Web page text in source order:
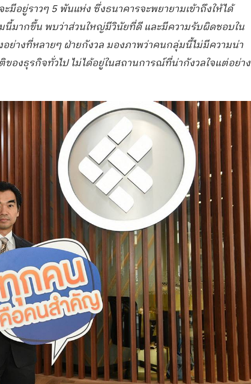
อยู่ราวๆ 5 พันแห่ง ซึ่งธนาคารจะพยายามเข้าถึงให้ได้
มากขึ้น พบว่าส่วนใหญ่มีวินัยที่ดี และมีความรับผิดชอบใน
ย่างที่หลายๆ ฝ่ายกังวล มองภาพว่าคนกลุ่มนี้ไม่มีความน่า
ของธุรกิจทั่วไป ไม่ได้อยู่ในสถานการณ์ที่น่ากังวลใจแต่อย่าง